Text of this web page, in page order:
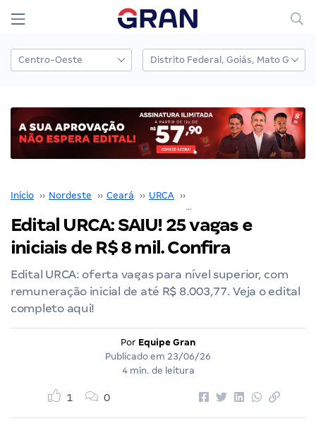
Início ›› Nordeste ›› Ceará ›› URCA ››
Edital URCA: SAIU! 25 vagas e
iniciais de R$ 8 mil. Confira
Edital URCA: oferta vagas para nível superior, com
remuneração inicial de até R$ 8.003,77. Veja o edital
completo aqui!
Por Equipe Gran
Publicado em 23/06/26
4 min. de leitura
1 0